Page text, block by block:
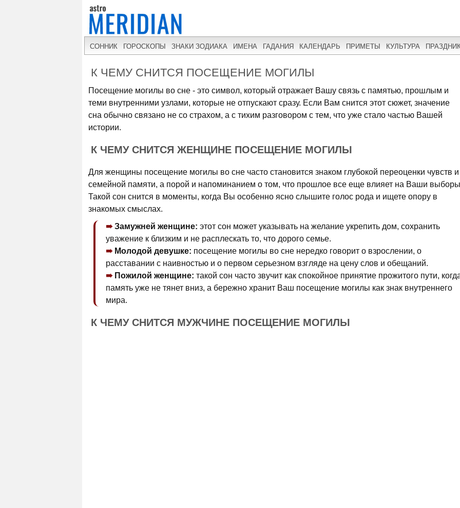
СОННИК ГОРОСКОПЫ ЗНАКИ ЗОДИАКА ИМЕНА ГАДАНИЯ КАЛЕНДАРЬ ПРИМЕТЫ КУЛЬТУРА
К ЧЕМУ СНИТСЯ ПОСЕЩЕНИЕ МОГИЛЫ
Посещение могилы во сне - это символ, который отражает Вашу связь с памятью, прошлым и
теми внутренними узлами, которые не отпускают сразу. Если Вам снится этот сюжет, значение
сна обычно связано не со страхом, а с тихим разговором с тем, что уже стало частью Вашей
истории.
К ЧЕМУ СНИТСЯ ЖЕНЩИНЕ ПОСЕЩЕНИЕ МОГИЛЫ
Для женщины посещение могилы во сне часто становится знаком глубокой переоценки чувств и
семейной памяти, а порой и напоминанием о том, что прошлое все еще влияет на Ваши
Такой сон снится в моменты, когда Вы особенно ясно слышите голос рода и ищете опору в
знакомых смыслах.
Замужней женщине: этот сон может указывать на желание укрепить дом, сохранить
уважение к близким и не расплескать то, что дорого семье.
Молодой девушке: посещение могилы во сне нередко говорит о взрослении, о
расставании с наивностью и о первом серьезном взгляде на цену слов и обещаний.
Пожилой женщине: такой сон часто звучит как спокойное принятие прожитого пути,
память уже не тянет вниз, а бережно хранит Ваш посещение могилы как знак внутреннего
мира.
К ЧЕМУ СНИТСЯ МУЖЧИНЕ ПОСЕЩЕНИЕ МОГИЛЫ